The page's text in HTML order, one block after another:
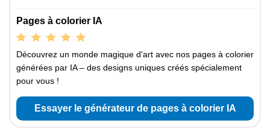
Pages à colorier IA
Découvrez un monde magique d'art avec nos pages à colorier
générées par IA – des designs uniques créés spécialement
pour vous !
Essayer le générateur de pages à colorier IA